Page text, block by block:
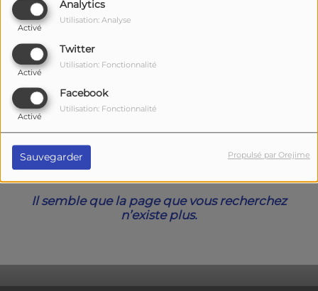
Analytics
Activé
Utilisation: Analyse
Twitter
Activé
Utilisation: Fonctionnalité
Facebook
Activé
Utilisation: Fonctionnalité
Sauvegarder Propulsé par Orejime
Oups, vous avez
rencontré une erreur.
Il semble que la page que vous recherchez
n’existe plus.